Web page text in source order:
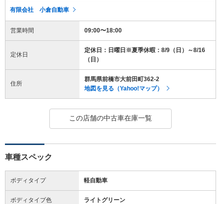
有限会社 小倉自動車
営業時間 09:00〜18:00
定休日
定休日：日曜日※夏季休暇：8/9（日）～8/16
（日）
住所
群馬県前橋市大前田町362-2
地図を見る（Yahoo!マップ）
この店舗の中古車在庫一覧
車種スペック
ボディタイプ 軽自動車
ボディタイプ色 ライトグリーン